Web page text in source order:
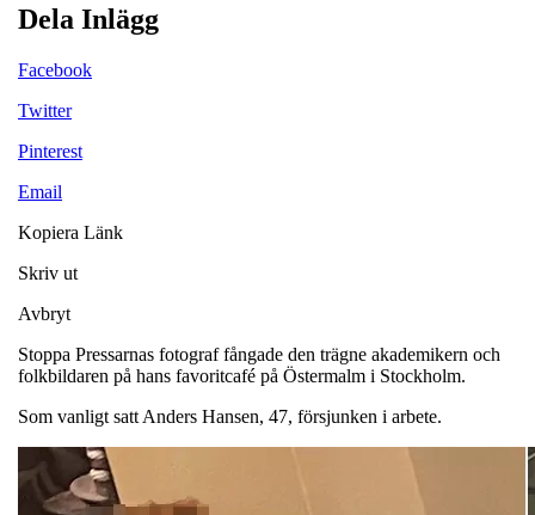
Dela Inlägg
Facebook
Twitter
Pinterest
Email
Kopiera Länk
Skriv ut
Avbryt
Stoppa Pressarnas fotograf fångade den trägne akademikern och
folkbildaren på hans favoritcafé på Östermalm i Stockholm.
Som vanligt satt Anders Hansen, 47, försjunken i arbete.